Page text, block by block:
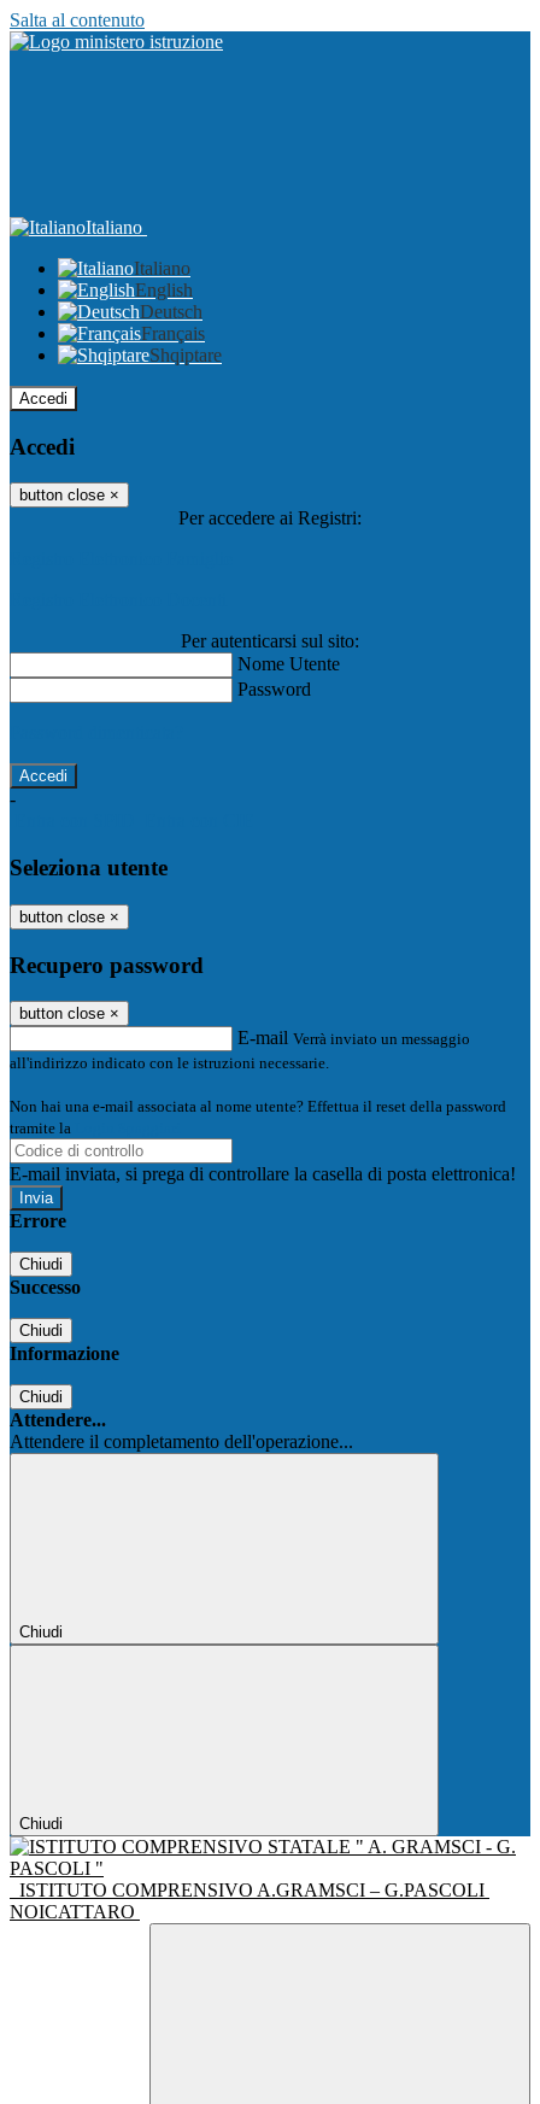
Salta al contenuto
Italiano
Italiano
English
Deutsch
Français
Shqiptare
Accedi
Accedi
button close ×
Per accedere ai Registri:
Per autenticarsi sul sito:
Nome Utente
Password
-
Seleziona utente
button close ×
Recupero password
button close ×
E-mail Verrà inviato un messaggio
all'indirizzo indicato con le istruzioni necessarie.
Non hai una e-mail associata al nome utente? Effettua il reset della password
tramite la
E-mail inviata, si prega di controllare la casella di posta elettronica!
Errore
Chiudi
Successo
Chiudi
Informazione
Chiudi
Attendere...
Attendere il completamento dell'operazione...
Chiudi
Chiudi
ISTITUTO COMPRENSIVO A.GRAMSCI – G.PASCOLI
NOICATTARO